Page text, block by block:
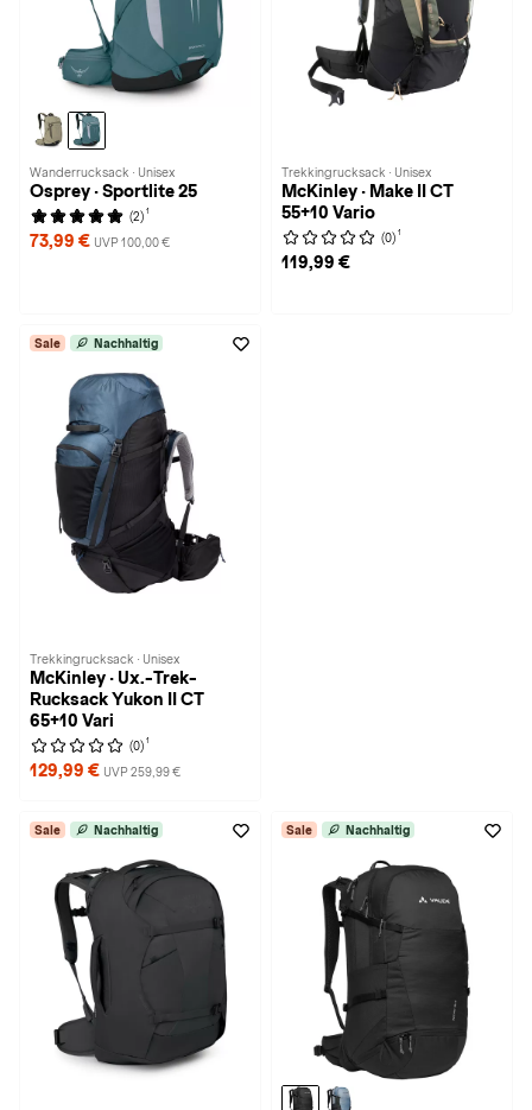
Wanderrucksack · Unisex
Osprey · Sportlite 25
(2) 1
73,99 € UVP 100,00 €
Trekkingrucksack · Unisex
McKinley · Make II CT
55+10 Vario
(0) 1
119,99 €
Sale Nachhaltig
Trekkingrucksack · Unisex
McKinley · Ux.-Trek-
Rucksack Yukon II CT
65+10 Vari
(0) 1
129,99 € UVP 259,99 €
Sale Nachhaltig Sale Nachhaltig